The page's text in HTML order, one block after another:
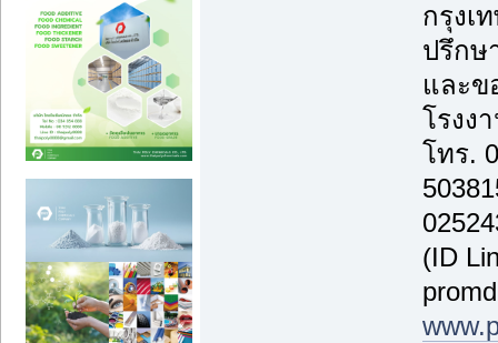
กรุงเ
ปรึกษ
และข
โรงง
โทร.
(ID